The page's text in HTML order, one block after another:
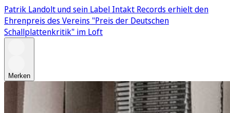
Patrik Landolt und sein Label Intakt Records erhielt den
Ehrenpreis des Vereins "Preis der Deutschen
Schallplattenkritik" im Loft
Merken